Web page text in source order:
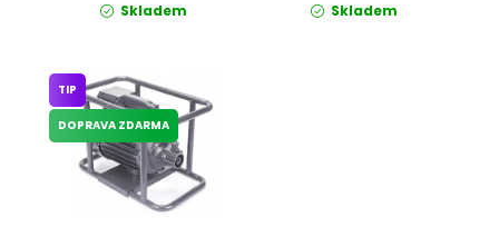
Skladem Skladem
TIP
DOPRAVA ZDARMA